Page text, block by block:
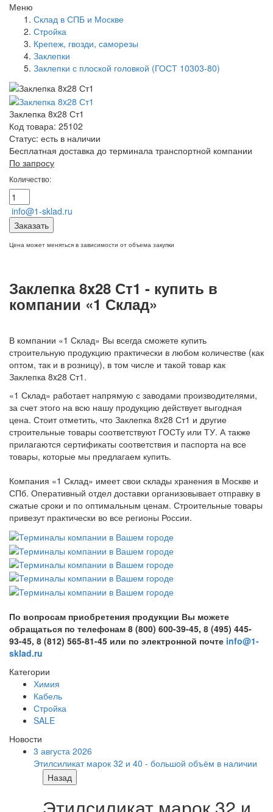
Меню
Склад в СПБ и Москве
Стройка
Крепеж, гвозди, саморезы
Заклепки
Заклепки с плоской головкой (ГОСТ 10303-80)
Заклепка 8x28 Ст1
Код товара: 25102
Статус: есть в наличии
Бесплатная доставка до терминала транспортной компании
По запросу
Количество:
info@1-sklad.ru
Заказать
Цена может меняться в зависимости от объема закупки
Заклепка 8x28 Ст1 - купить в
компании «1 Склад»
В компании «1 Склад» Вы всегда сможете купить
строительную продукцию практически в любом количестве (как
оптом, так и в розницу), в том числе и такой товар как
Заклепка 8x28 Ст1.
«1 Склад» работает напрямую с заводами производителями,
за счет этого на всю нашу продукцию действует выгодная
цена. Стоит отметить, что Заклепка 8x28 Ст1 и другие
строительные товары соответствуют ГОСТу или ТУ. А также
прилагаются сертификаты соответствия и паспорта на все
товары, которые мы предлагаем купить.
Компания «1 Склад» имеет свои склады хранения в Москве и
СПб. Оперативный отдел доставки организовывает отправку в
сжатые сроки и по оптимальным ценам. Строительные товары
привезут практически во все регионы России.
По вопросам приобретения продукции Вы можете
обращаться по телефонам 8 (800) 600-39-45, 8 (495) 445-
93-45, 8 (812) 565-81-45 или по электронной почте info@1-
sklad.ru
Категории
Химия
Кабель
Стройка
SALE
Новости
3 августа 2026
Этилсиликат марок 32 и 40 - большой объём в наличии
Назад